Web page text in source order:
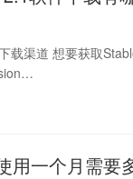
载渠道 想要获取
用一个月需要